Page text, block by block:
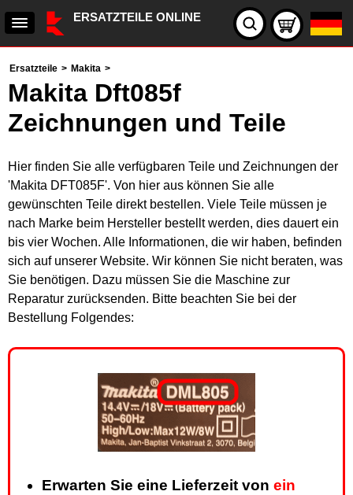
ERSATZTEILE ONLINE
Ersatzteile > Makita >
Makita Dft085f
Zeichnungen und Teile
Hier finden Sie alle verfügbaren Teile und Zeichnungen der
'Makita DFT085F'. Von hier aus können Sie alle
gewünschten Teile direkt bestellen. Viele Teile müssen je
nach Marke beim Hersteller bestellt werden, dies dauert ein
bis vier Wochen. Alle Informationen, die wir haben, befinden
sich auf unserer Website. Wir können Sie nicht beraten, was
Sie benötigen. Dazu müssen Sie die Maschine zur
Reparatur zurücksenden. Bitte beachten Sie bei der
Bestellung Folgendes:
Erwarten Sie eine Lieferzeit von ein